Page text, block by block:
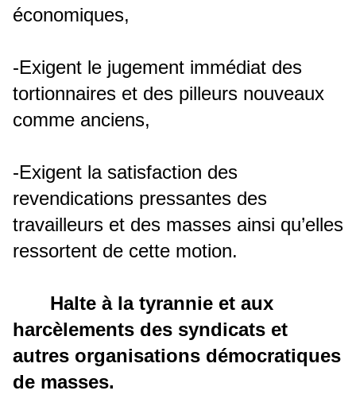
économiques,
-Exigent le jugement immédiat des
tortionnaires et des pilleurs nouveaux
comme anciens,
-Exigent la satisfaction des
revendications pressantes des
travailleurs et des masses ainsi qu’elles
ressortent de cette motion.
Halte à la tyrannie et aux
harcèlements des syndicats et
autres organisations démocratiques
de masses.